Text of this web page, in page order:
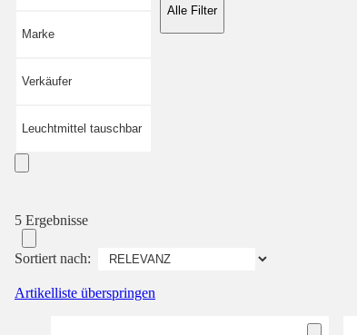
Marke
Verkäufer
Leuchtmittel tauschbar
Alle Filter
5 Ergebnisse
Sortiert nach:
Artikelliste überspringen